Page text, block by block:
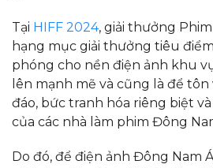
Tại HIFF 2024, giải thưởng
hạng mục giải thưởng tiêu
phóng cho nền điện ảnh khu
lên mạnh mẽ và cũng là để
đáo, bức tranh hóa riêng biệt
của các nhà làm phim Đông
Do đó, để điện ảnh Đông Nam